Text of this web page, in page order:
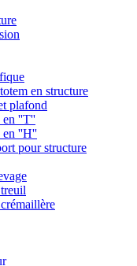
en structure
plafond
en ''T''
en ''H''
pour structure